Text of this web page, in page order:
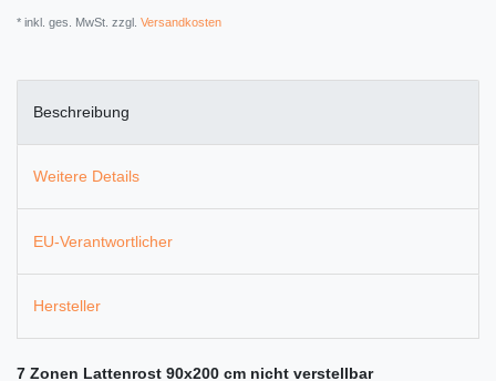
* inkl. ges. MwSt. zzgl. Versandkosten
Beschreibung
Weitere Details
EU-Verantwortlicher
Hersteller
7 Zonen Lattenrost 90x200 cm nicht verstellbar